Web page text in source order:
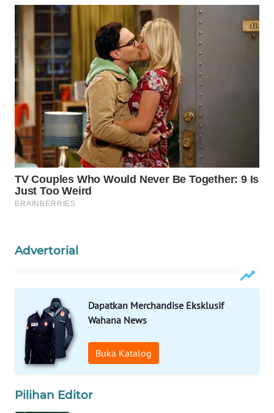
Advertorial
Dapatkan Merchandise Eksklusif
Wahana News
Buka Katalog
Pilihan Editor
WAHANANEWS
WAHANANEWS
CO ID
WAHANANEWS
NET
WAHANA
SPORT
WAHANA
PERSONA
WAHANA
OTOMOTIF
WAHANA